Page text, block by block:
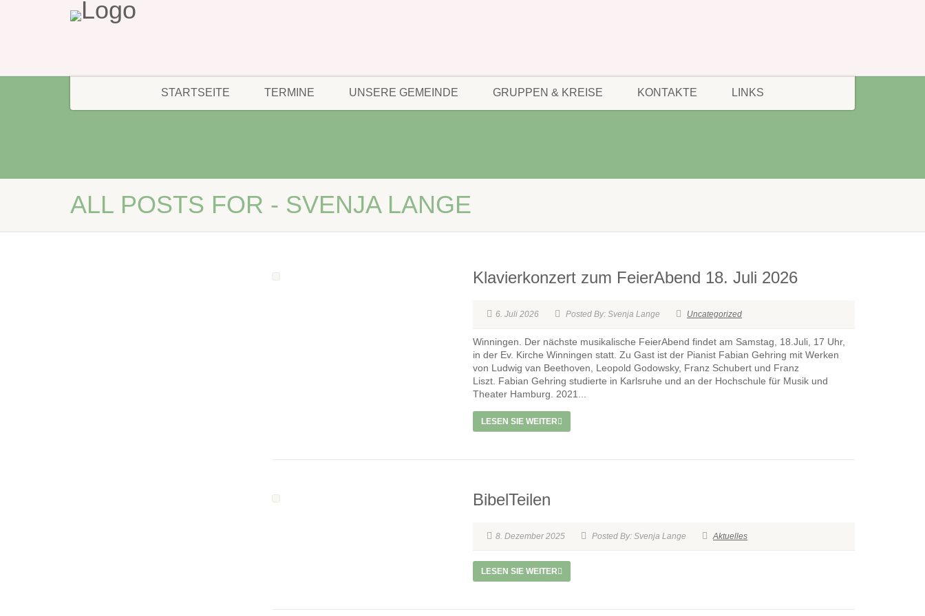
STARTSEITE TERMINE UNSERE GEMEINDE GRUPPEN & KREISE KONTAKTE LINKS
ALL POSTS FOR - SVENJA LANGE
Klavierkonzert zum FeierAbend 18. Juli 2026
6. Juli 2026 Posted By: Svenja Lange Uncategorized
Winningen. Der nächste musikalische FeierAbend findet am Samstag, 18.Juli, 17 Uhr,
in der Ev. Kirche Winningen statt. Zu Gast ist der Pianist Fabian Gehring mit Werken
von Ludwig van Beethoven, Leopold Godowsky, Franz Schubert und Franz
Liszt. Fabian Gehring studierte in Karlsruhe und an der Hochschule für Musik und
Theater Hamburg. 2021...
LESEN SIE WEITER
BibelTeilen
8. Dezember 2025 Posted By: Svenja Lange Aktuelles
LESEN SIE WEITER